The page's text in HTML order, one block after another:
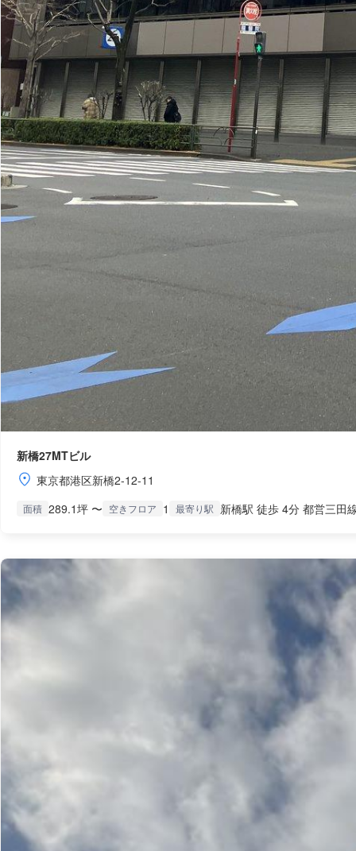
新橋27MTビル
東京都港区新橋2-12-11
面積 289.1坪 〜 空きフロア 1 最寄り駅 新橋駅 徒歩 4分 都営三田